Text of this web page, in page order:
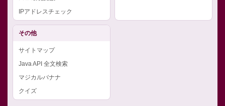
IPアドレスチェック
その他
サイトマップ
Java API 全文検索
マジカルバナナ
クイズ